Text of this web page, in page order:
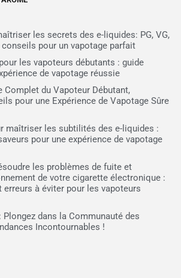
les secrets des e-liquides: PG, VG,
pour un vapotage parfait
les vapoteurs débutants : guide
de vapotage réussie
Complet du Vapoteur Débutant,
pour une Expérience de Vapotage Sûre
maîtriser les subtilités des e-liquides :
pour une expérience de vapotage
les problèmes de fuite et
de votre cigarette électronique :
à éviter pour les vapoteurs
dans la Communauté des
Incontournables !